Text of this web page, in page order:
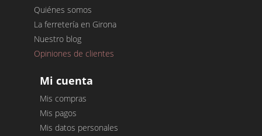
Quiénes somos
La ferretería en Girona
Nuestro blog
Opiniones de clientes
Mi cuenta
Mis compras
Mis pagos
Mis datos personales